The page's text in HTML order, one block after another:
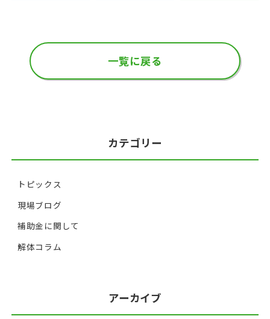
一覧に戻る
カテゴリー
トピックス
現場ブログ
補助金に関して
解体コラム
アーカイブ